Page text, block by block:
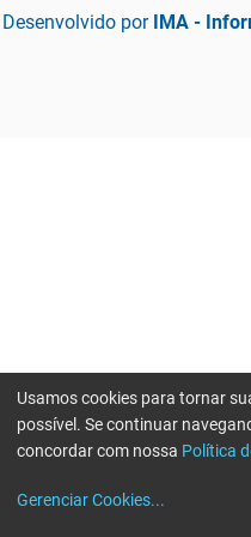
Desenvolvido por IMA -
Usamos cookies para tornar
possível. Se continuar
concordar com nossa Política
Gerenciar Cookies...
Erro ao enviar informações,